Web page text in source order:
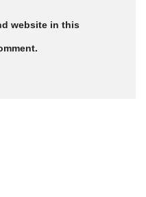
website in this